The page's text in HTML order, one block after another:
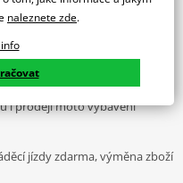
těsněný QX-kroužkem.
kromě typu MVXZ).
VT 750 Shadow, Yamaha
oblečení, doplňky i náhradní
i prodeji moto vybavení
jízdy zdarma, výměna zboží
naleznete zde.